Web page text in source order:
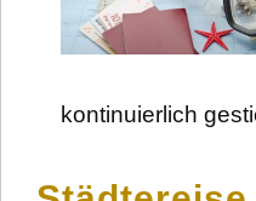
kontinuierlich